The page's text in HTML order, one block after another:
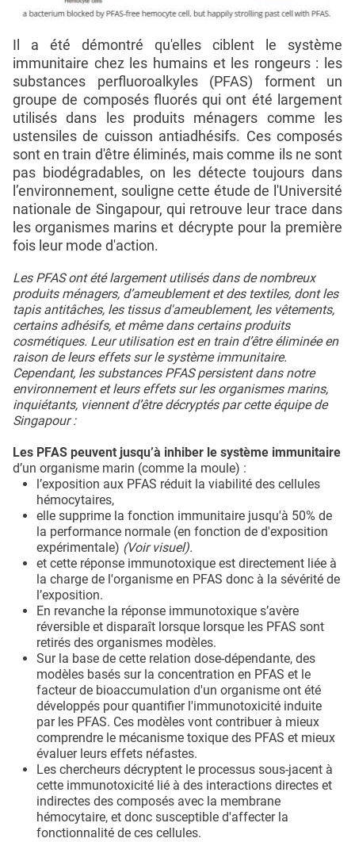
Il a été démontré qu'elles ciblent le système
immunitaire chez les humains et les rongeurs : les
substances perfluoroalkyles (PFAS) forment un
groupe de composés fluorés qui ont été largement
utilisés dans les produits ménagers comme les
ustensiles de cuisson antiadhésifs. Ces composés
sont en train d'être éliminés, mais comme ils ne sont
pas biodégradables, on les détecte toujours dans
l’environnement, souligne cette étude de l'Université
nationale de Singapour, qui retrouve leur trace dans
les organismes marins et décrypte pour la première
fois leur mode d'action.
Les PFAS ont été largement utilisés dans de nombreux
produits ménagers, d’ameublement et des textiles, dont les
tapis antitâches, les tissus d'ameublement, les vêtements,
certains adhésifs, et même dans certains produits
cosmétiques. Leur utilisation est en train d’être éliminée en
raison de leurs effets sur le système immunitaire.
Cependant, les substances PFAS persistent dans notre
environnement et leurs effets sur les organismes marins,
inquiétants, viennent d’être décryptés par cette équipe de
Singapour :
Les PFAS peuvent jusqu’à inhiber le système immunitaire
d’un organisme marin (comme la moule) :
l’exposition aux PFAS réduit la viabilité des cellules
hémocytaires,
elle supprime la fonction immunitaire jusqu'à 50% de
la performance normale (en fonction de d'exposition
expérimentale) (Voir visuel).
et cette réponse immunotoxique est directement liée à
la charge de l'organisme en PFAS donc à la sévérité de
l’exposition.
En revanche la réponse immunotoxique s’avère
réversible et disparaît lorsque lorsque les PFAS sont
retirés des organismes modèles.
Sur la base de cette relation dose-dépendante, des
modèles basés sur la concentration en PFAS et le
facteur de bioaccumulation d'un organisme ont été
développés pour quantifier l'immunotoxicité induite
par les PFAS. Ces modèles vont contribuer à mieux
comprendre le mécanisme toxique des PFAS et mieux
évaluer leurs effets néfastes.
Les chercheurs décryptent le processus sous-jacent à
cette immunotoxicité lié à des interactions directes et
indirectes des composés avec la membrane
hémocytaire, et donc susceptible d'affecter la
fonctionnalité de ces cellules.